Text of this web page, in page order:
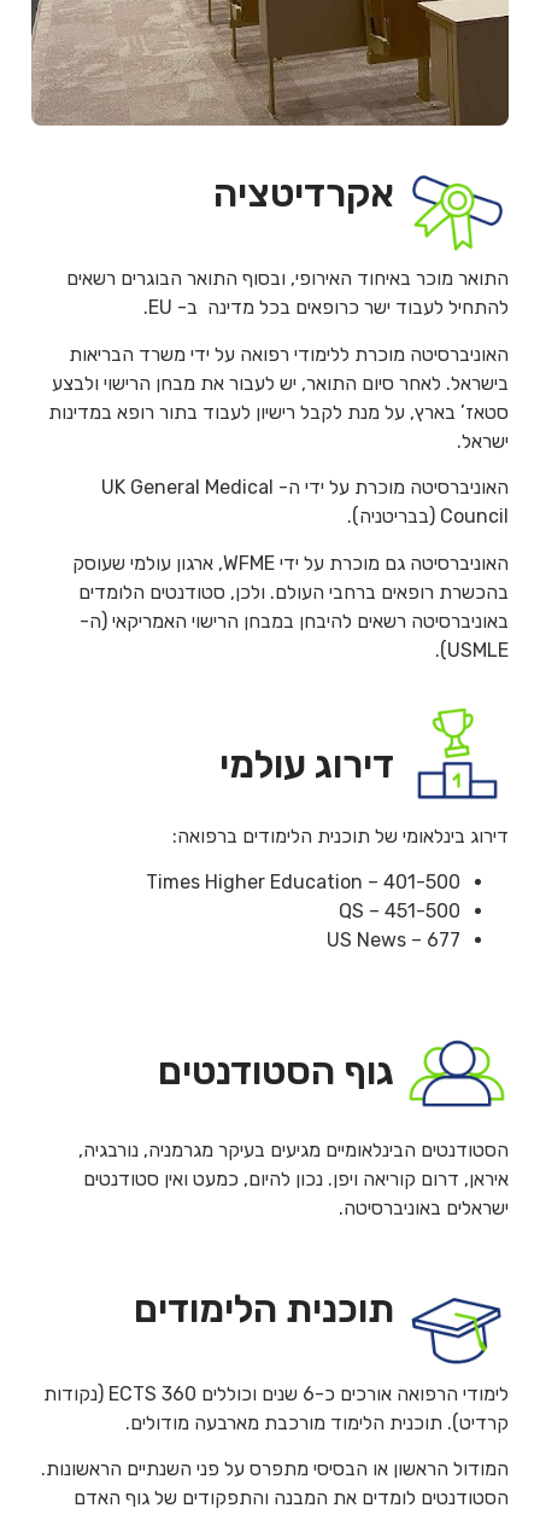
אקרדיטציה
התואר מוכר באיחוד האירופי, ובסוף התואר הבוגרים רשאים
להתחיל לעבוד ישר כרופאים בכל מדינה ב- EU.
האוניברסיטה מוכרת ללימודי רפואה על ידי משרד הבריאות
בישראל. לאחר סיום התואר, יש לעבור את מבחן הרישוי ולבצע
סטאז’ בארץ, על מנת לקבל רישיון לעבוד בתור רופא במדינות
ישראל.
האוניברסיטה מוכרת על ידי ה- UK General Medical
Council (בבריטניה).
האוניברסיטה גם מוכרת על ידי WFME, ארגון עולמי שעוסק
בהכשרת רופאים ברחבי העולם. ולכן, סטודנטים הלומדים
באוניברסיטה רשאים להיבחן במבחן הרישוי האמריקאי (ה-
USMLE).
דירוג עולמי
דירוג בינלאומי של תוכנית הלימודים ברפואה:
Times Higher Education – 401-500
QS – 451-500
US News – 677
גוף הסטודנטים
הסטודנטים הבינלאומיים מגיעים בעיקר מגרמניה, נורבגיה,
איראן, דרום קוריאה ויפן. נכון להיום, כמעט ואין סטודנטים
ישראלים באוניברסיטה.
תוכנית הלימודים
לימודי הרפואה אורכים כ-6 שנים וכוללים 360 ECTS (נקודות
קרדיט). תוכנית הלימוד מורכבת מארבעה מודולים.
המודול הראשון או הבסיסי מתפרס על פני השנתיים הראשונות.
הסטודנטים לומדים את המבנה והתפקודים של גוף האדם